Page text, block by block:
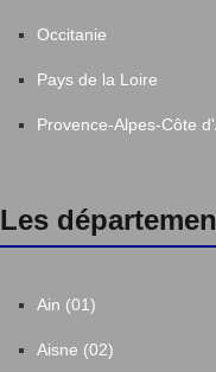
Le Lonzac
Les Trois-Saints
Liginiac
Occitanie
Pays de la Loire
Provence-Alpes-Côte
Les
Ain (01)
Aisne (02)